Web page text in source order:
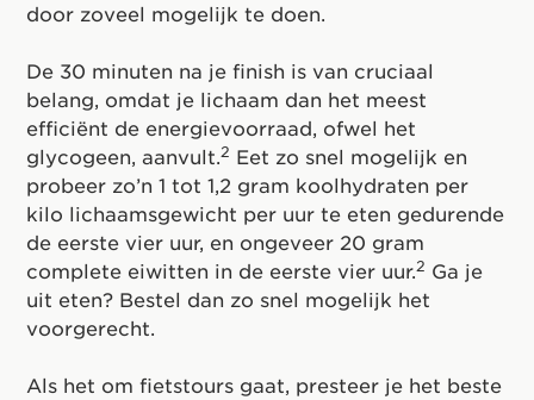
door zoveel mogelijk te doen.
De 30 minuten na je finish is van cruciaal
belang, omdat je lichaam dan het meest
efficiënt de energievoorraad, ofwel het
glycogeen, aanvult.2 Eet zo snel mogelijk en
probeer zo’n 1 tot 1,2 gram koolhydraten per
kilo lichaamsgewicht per uur te eten gedurende
de eerste vier uur, en ongeveer 20 gram
complete eiwitten in de eerste vier uur.2 Ga je
uit eten? Bestel dan zo snel mogelijk het
voorgerecht.
Als het om fietstours gaat, presteer je het beste